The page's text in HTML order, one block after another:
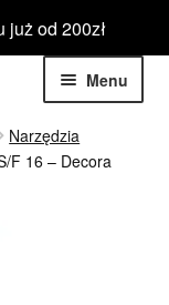
już od 200zł
Menu
menu
Narzędzia
F 16 – Decora